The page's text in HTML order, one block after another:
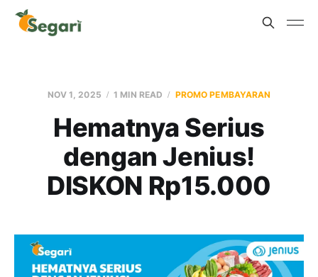
NOV 1, 2025 1 MIN READ PROMO PEMBAYARAN
Hematnya Serius
dengan Jenius!
DISKON Rp15.000